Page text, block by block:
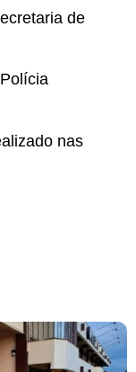
de
nas